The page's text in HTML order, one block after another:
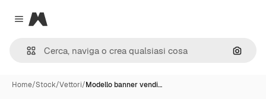
Close menu
Magnific
Cerca
Home/Stock/Vettori/Modello banner vendi…